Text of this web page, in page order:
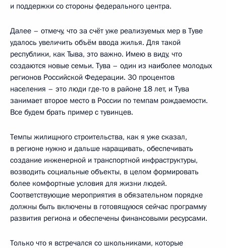
и поддержки со стороны федерального центра.
Далее – отмечу, что за счёт уже реализуемых мер в Туве
удалось увеличить объём ввода жилья. Для такой
республики, как Тыва, это важно. Имею в виду, что
создаются новые семьи. Тува – один из наиболее молодых
регионов Российской Федерации. 30 процентов
населения – это люди где-то в районе 18 лет, и Тува
занимает второе место в России по темпам рождаемости.
Все будем брать пример с тувинцев.
Темпы жилищного строительства, как я уже сказал,
в регионе нужно и дальше наращивать, обеспечивать
создание инженерной и транспортной инфраструктуры,
возводить социальные объекты, в целом формировать
более комфортные условия для жизни людей.
Соответствующие мероприятия в обязательном порядке
должны быть включены в готовящуюся сейчас программу
развития региона и обеспечены финансовыми ресурсами.
Только что я встречался со школьниками, которые